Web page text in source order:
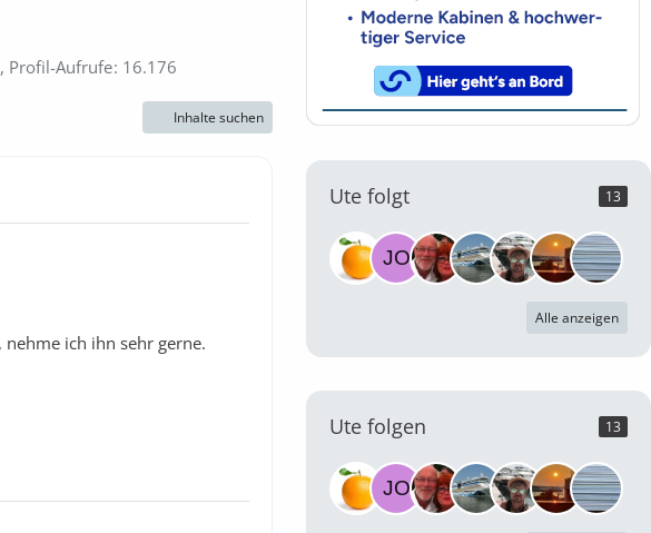
Profil-Aufrufe 16.176
Inhalte suchen
nehme ich ihn sehr gerne.
Ute folgt 13
Alle anzeigen
Ute folgen 13